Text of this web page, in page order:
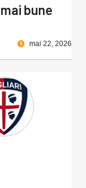
bune
mai 22, 2026